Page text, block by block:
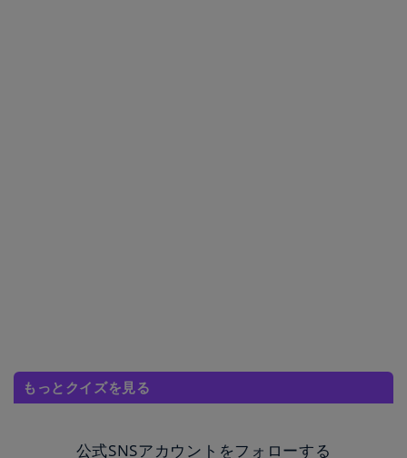
もっとクイズを見る
公式SNSアカウントをフォローする